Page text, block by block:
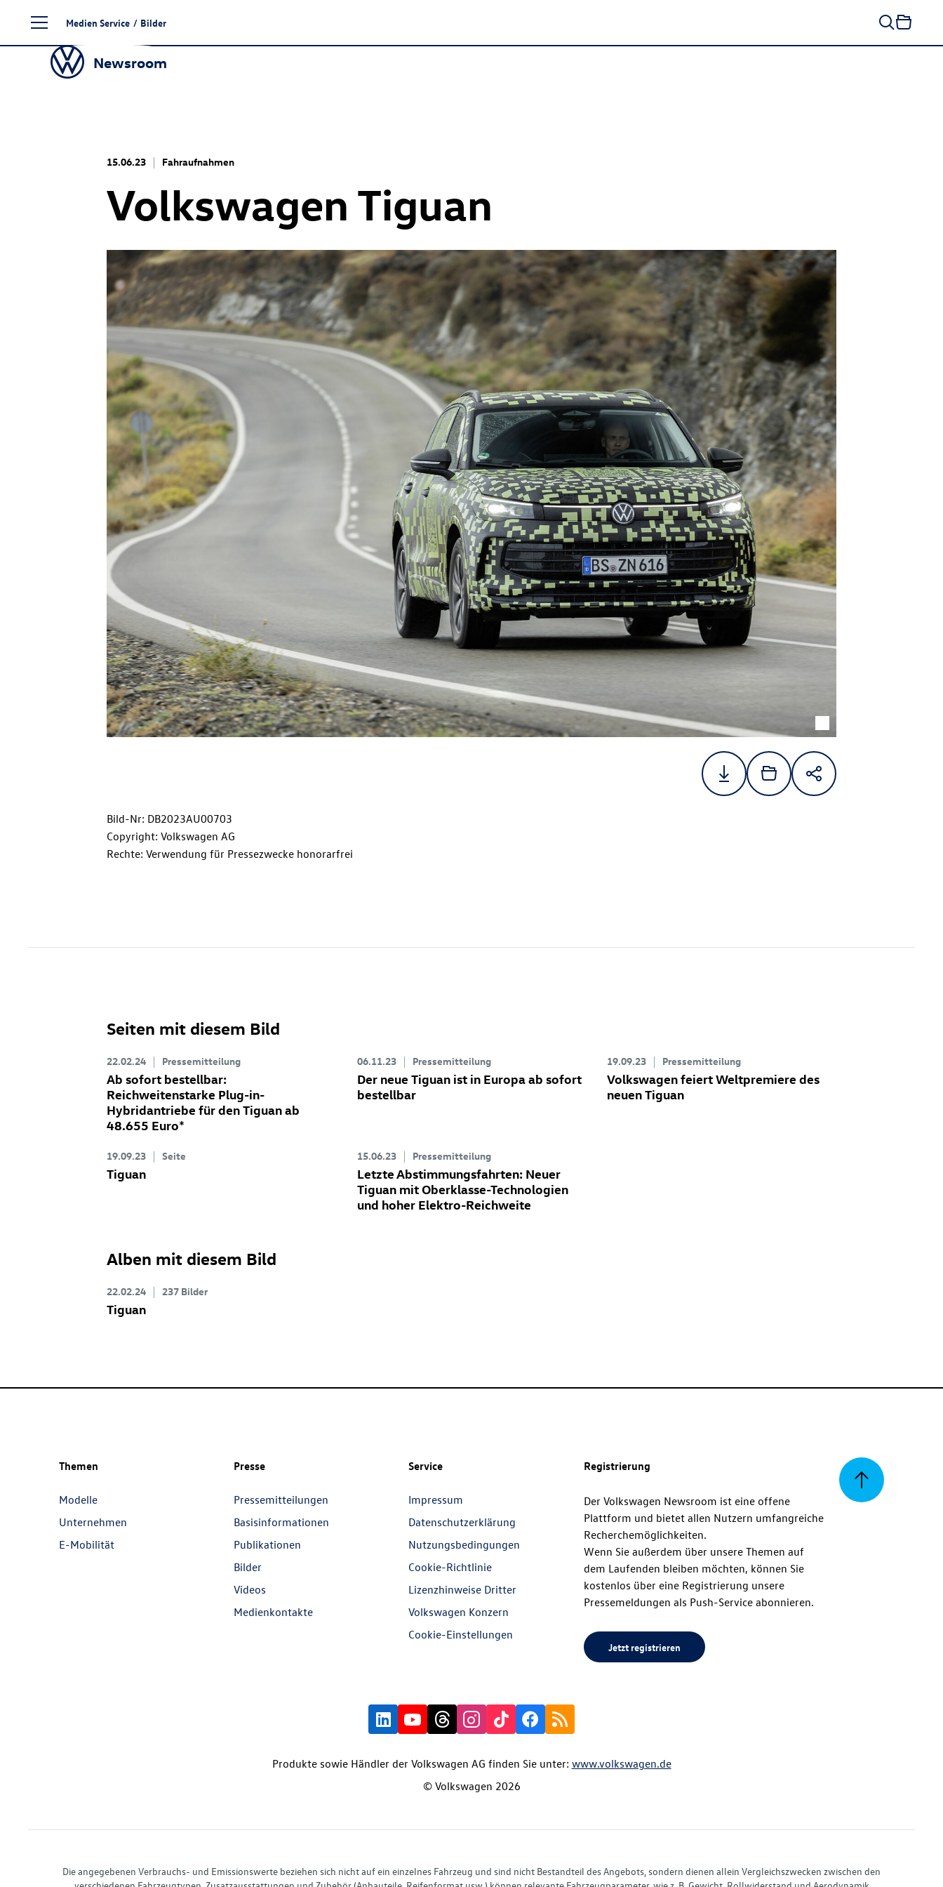
Seiteninhalt
springen
Medien Service / Bilder
Newsroom
15.06.23 Fahraufnahmen
Volkswagen Tiguan
Bild-Nr: DB2023AU00703
Copyright: Volkswagen AG
Rechte: Verwendung für Pressezwecke honorarfrei
Seiten mit diesem Bild
22.02.24 Pressemitteilung
Ab sofort bestellbar:
Reichweitenstarke Plug-in-
Hybridantriebe für den Tiguan ab
48.655 Euro*
06.11.23 Pressemitteilung
Der neue Tiguan ist in Europa ab sofort
bestellbar
19.09.23 Pressemitteilung
Volkswagen feiert Weltpremiere des
neuen Tiguan
19.09.23 Seite
Tiguan
15.06.23 Pressemitteilung
Letzte Abstimmungsfahrten: Neuer
Tiguanmit Oberklasse-Technologien
und hoher Elektro-Reichweite
Alben mit diesem Bild
22.02.24 237 Bilder
Tiguan
Zurück
Themen
Modelle
Unternehmen
E-Mobilität
Presse
Pressemitteilungen
Basisinformationen
Publikationen
Bilder
Videos
Medienkontakte
Service
Impressum
Datenschutzerklärung
Nutzungsbedingungen
Cookie-Richtlinie
Lizenzhinweise Dritter
Volkswagen Konzern
Cookie-Einstellungen
Registrierung
Der Volkswagen Newsroom ist eine offene
Plattform und bietet allen Nutzern umfangreiche
Recherchemöglichkeiten.
Wenn Sie außerdem über unsere Themen auf
dem Laufenden bleiben möchten, können Sie
kostenlos über eine Registrierung unsere
Pressemeldungen als Push-Service abonnieren.
Jetzt registrieren
Produkte sowie Händler der Volkswagen AG finden Sie unter: www.volkswagen.de
© Volkswagen 2026
Die angegebenen Verbrauchs- und Emissionswerte beziehen sich nicht auf ein einzelnes Fahrzeug und sind nicht Bestandteil des Angebots, sondern dienen allein Vergleichszwecken zwischen den